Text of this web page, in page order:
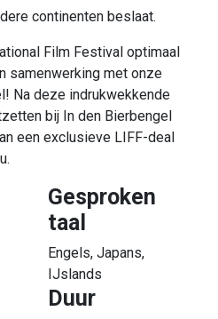
continenten beslaat.
Film Festival optimaal
samenwerking met onze
Na deze indrukwekkende
bij In den Bierbengel
een exclusieve LIFF-deal
Gesproken
taal
Engels, Japans,
IJslands
Duur